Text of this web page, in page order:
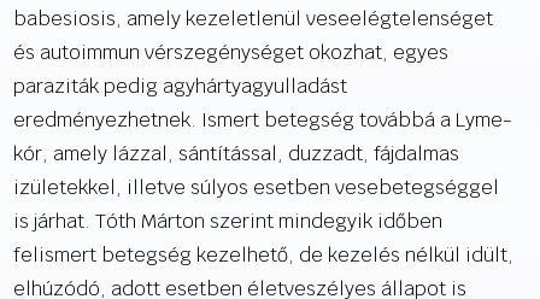
babesiosis, amely kezeletlenül veseelégtelenséget
és autoimmun vérszegénységet okozhat, egyes
paraziták pedig agyhártyagyulladást
eredményezhetnek. Ismert betegség továbbá a Lyme-
kór, amely lázzal, sántítással, duzzadt, fájdalmas
izületekkel, illetve súlyos esetben vesebetegséggel
is járhat. Tóth Márton szerint mindegyik időben
felismert betegség kezelhető, de kezelés nélkül idült,
elhúzódó, adott esetben életveszélyes állapot is